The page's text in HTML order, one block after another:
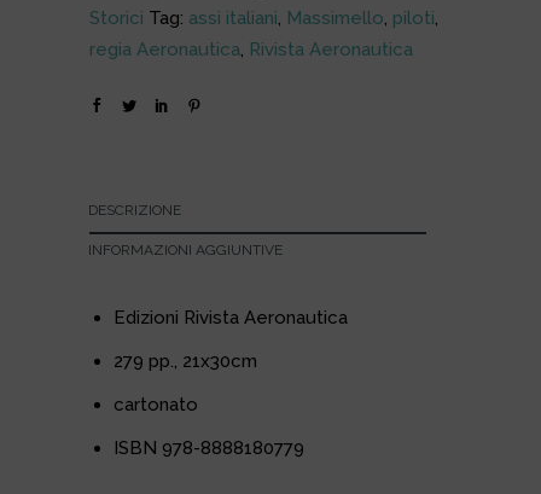
Storici Tag: assi italiani, Massimello, piloti,
regia Aeronautica, Rivista Aeronautica
DESCRIZIONE
INFORMAZIONI AGGIUNTIVE
Edizioni Rivista Aeronautica
279 pp., 21x30cm
cartonato
ISBN 978-8888180779